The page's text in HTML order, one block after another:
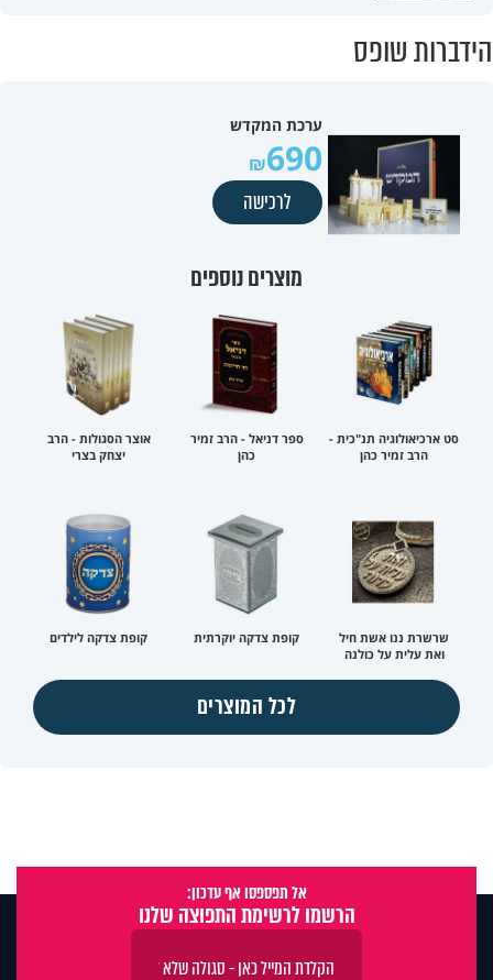
הידברות שופס
ערכת המקדש
690
לרכישה
מוצרים נוספים
סט ארכיאולוגיה תנ"כית -
הרב זמיר כהן
ספר דניאל - הרב זמיר
כהן
אוצר הסגולות - הרב
יצחק בצרי
שרשרת ננו אשת חיל
ואת עלית על כולנה
קופת צדקה יוקרתית קופת צדקה לילדים
לכל המוצרים
אל תפספסו אף עדכון:
הרשמו לרשימת התפוצה שלנו